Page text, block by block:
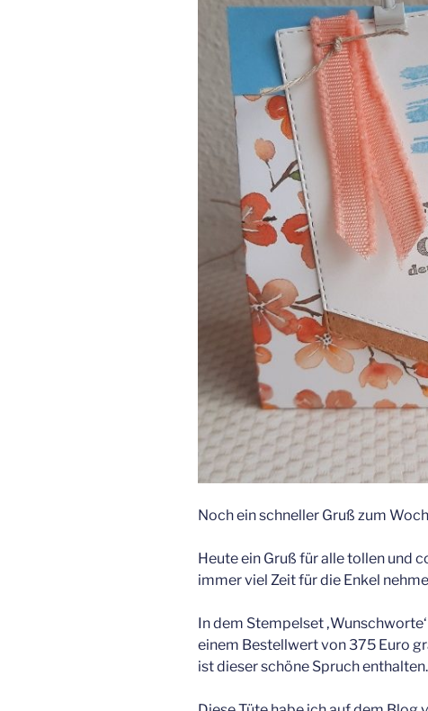
Noch ein schneller Gruß zum
Heute ein Gruß für alle tollen und
immer viel Zeit für die Enkel
In dem Stempelset
einem Bestellwert von 375 Euro
ist dieser schöne Spruch enthalten.